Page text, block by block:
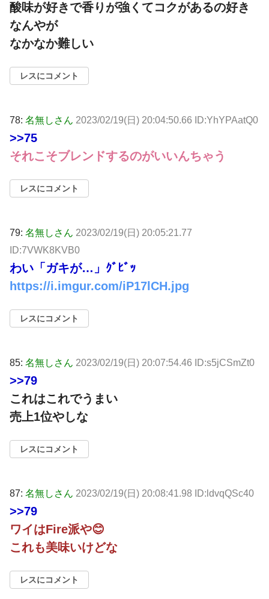
酸味が好きで香りが強くてコクがあるの好き
なんやが
なかなか難しい
レスにコメント
78: 名無しさん 2023/02/19(日) 20:04:50.66 ID:YhYPAatQ0
>>75
それこそブレンドするのがいいんちゃう
レスにコメント
79: 名無しさん 2023/02/19(日) 20:05:21.77
ID:7VWK8KVB0
わい「ガキが…」ｸﾞﾋﾞｯ
https://i.imgur.com/iP17lCH.jpg
レスにコメント
85: 名無しさん 2023/02/19(日) 20:07:54.46 ID:s5jCSmZt0
>>79
これはこれでうまい
売上1位やしな
レスにコメント
87: 名無しさん 2023/02/19(日) 20:08:41.98 ID:ldvqQSc40
>>79
ワイはFire派や😊
これも美味いけどな
レスにコメント